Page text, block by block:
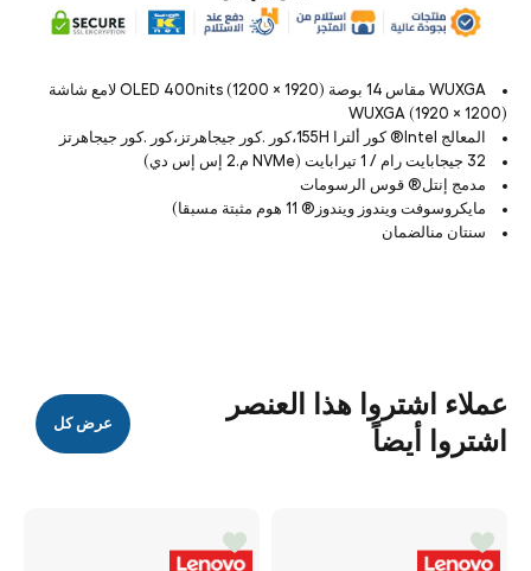
WUXGA مقاس 14 بوصة (1920 × 1200) OLED 400nits لامع شاشة
WUXGA (1920 × 1200)
المعالج Intel® كور ألترا 155H،كور .كور جيجاهرتز،كور .كور جيجاهرتز
32 جيجابايت رام / 1 تيرابايت (NVMe م.2 إس إس دي)
مدمج إنتل® قوس الرسومات
مايكروسوفت ويندوز ويندوز® 11 هوم مثبتة مسبقا)
سنتان منالضمان
عملاء اشتروا هذا العنصر
اشتروا أيضاً
عرض كل